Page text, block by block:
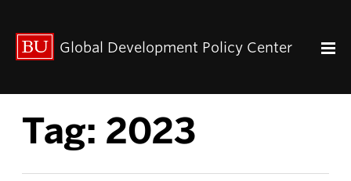
关于我们
联系我们
Paul Streeten 讲座
中心架构
数据资源
Global Development Policy Center
Tag: 2023